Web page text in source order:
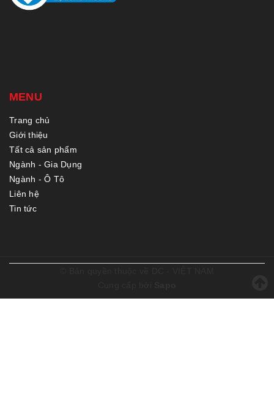
MENU
Trang chủ
Giới thiệu
Tất cả sản phẩm
Ngành - Gia Dụng
Ngành - Ô Tô
Liên hệ
Tin tức